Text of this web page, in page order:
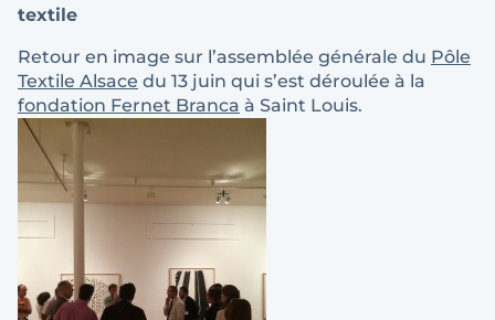
textile
Retour en image sur l’assemblée générale du Pôle
Textile Alsace du 13 juin qui s’est déroulée à la
fondation Fernet Branca à Saint Louis.